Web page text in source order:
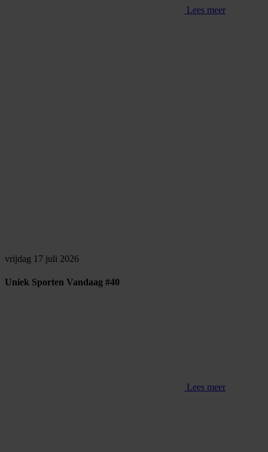
Lees meer
vrijdag 17 juli 2026
Uniek Sporten Vandaag #40
Lees meer